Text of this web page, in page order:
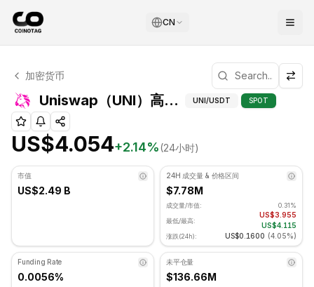
CN
Uniswap 技术分析
Uniswap 目前交易价格为 US$4.054. RSI 指标为 57.24
加密货币
Uniswap（UNI）高级指标 Uniswap（UNI
UNI/USDT SPOT
US$4.054+2.14%(24小时)
市值
US$2.49 B
24H 成交量 & 价格区间
$7.78M
成交量/市值:
0.31%
最低/最高:
US$3.955
US$4.115
涨跌(24h): US$0.1600 (4.05%)
Funding Rate
0.0056%
未平仓量
$136.66M